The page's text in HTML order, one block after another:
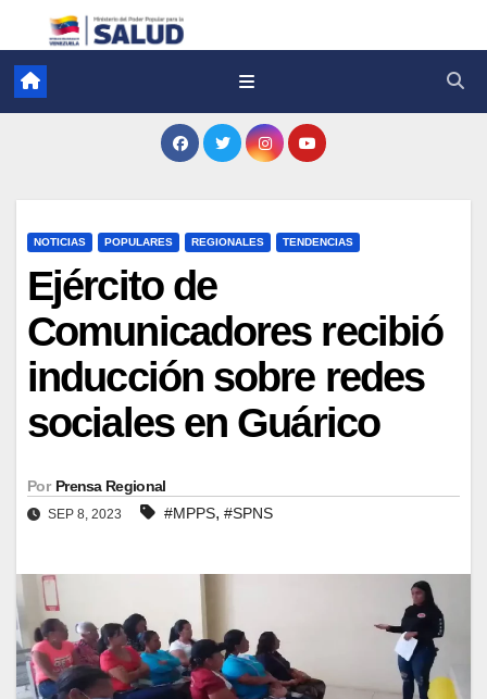
NOTICIAS POPULARES REGIONALES TENDENCIAS
Ejército de
Comunicadores recibió
inducción sobre redes
sociales en Guárico
Por Prensa Regional
SEP 8, 2023 #MPPS, #SPNS